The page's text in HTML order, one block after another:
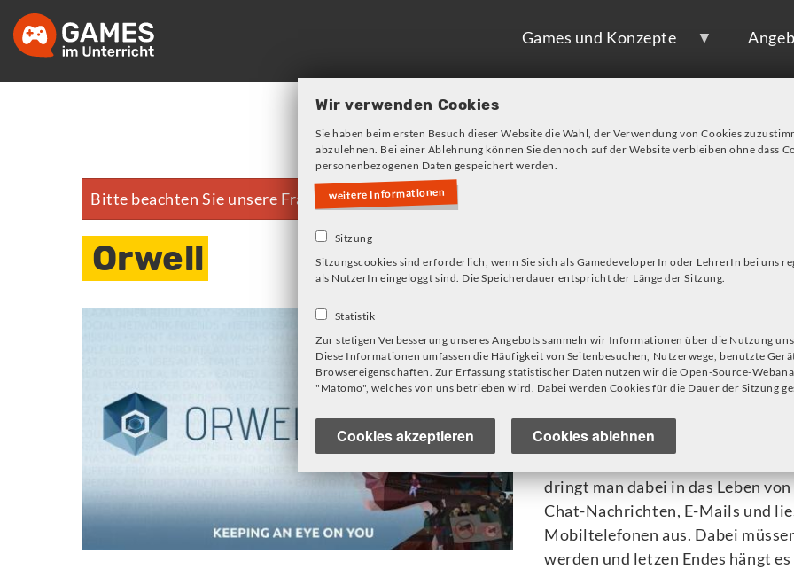
Skip
to
main
navigation
Games und Konzepte
Fehlermeldung
Bitte beachten Sie unsere Frage zu Cookies!
Orwell
Wir verwenden Cookies
Sie haben beim ersten Besuch dieser Website die Wahl, der Verwendung von Cookies
abzulehnen. Bei einer Ablehnung können Sie dennoch auf der Website verbleiben ohne dass
personenbezogenen Daten gespeichert werden.
weitere Informationen
Sitzung
Sitzungscookies sind erforderlich, wenn Sie sich als GamedeveloperIn oder LehrerIn bei uns
als NutzerIn eingeloggt sind. Die Speicherdauer entspricht der Länge der Sitzung.
Statistik
Zur stetigen Verbesserung unseres Angebots sammeln wir Informationen über die Nutzung
Diese Informationen umfassen die Häufigkeit von Seitenbesuchen, Nutzerwege, benutzte
Browsereigenschaften. Zur Erfassung statistischer Daten nutzen wir die Open-Source-
"Matomo", welches von uns betrieben wird. Dabei werden Cookies für die Dauer der Sitzung
Cookies akzeptieren Cookies ablehnen
Spiel findet innerhalb einer
Spieler*innen müssen gesuchte
eine Person als potentiell
anlegen. Auf fiktiven Webseiten
Plattform oder einer Dating-
dringt man dabei in das Leben
Chat-Nachrichten, E-Mails und
Mobiltelefonen aus. Dabei
werden und letzen Endes hängt